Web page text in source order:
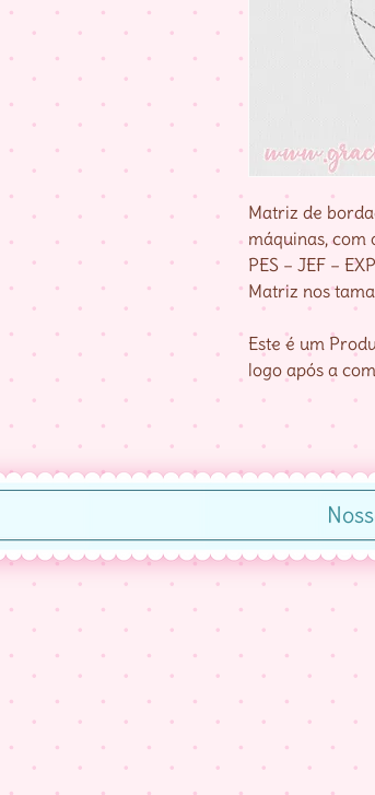
Matriz de
máquinas, com
PES – JEF –
Matriz nos
Este é um
logo após a